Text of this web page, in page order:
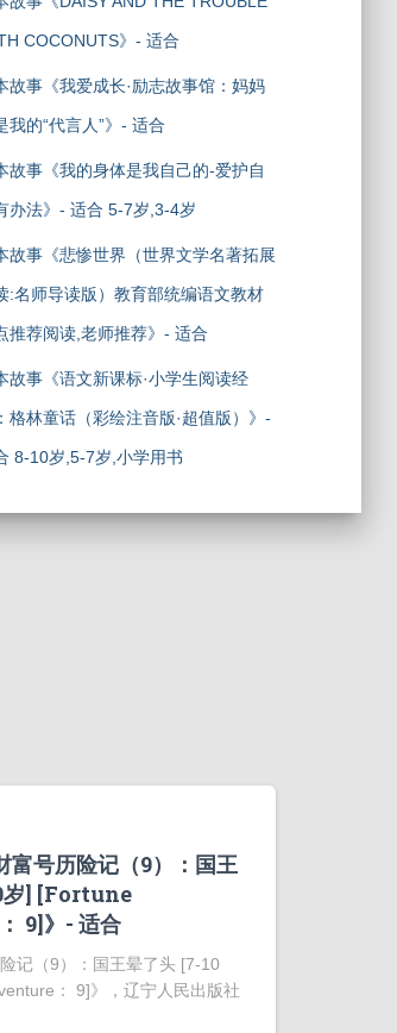
COCONUTS》- 适合
故事《我爱成长·励志故事馆：妈妈
我的“代言人”》- 适合
故事《我的身体是我自己的-爱护自
办法》- 适合 5-7岁,3-4岁
故事《悲惨世界（世界文学名著拓展
:名师导读版）教育部统编语文教材
推荐阅读,老师推荐》- 适合
故事《语文新课标·小学生阅读经
格林童话（彩绘注音版·超值版）》-
8-10岁,5-7岁,小学用书
富号历险记（9）：国王
岁] [Fortune
9]》- 适合
记（9）：国王晕了头 [7-10
： 9]》，辽宁人民出版社